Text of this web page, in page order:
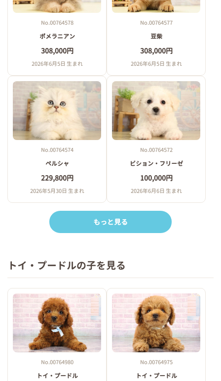
No.00764578
ポメラニアン
308,000円
2026年6月5日 生まれ
No.00764577
豆柴
308,000円
2026年6月5日 生まれ
No.00764574
ペルシャ
229,800円
2026年5月30日 生まれ
No.00764572
ビション・フリーゼ
100,000円
2026年6月6日 生まれ
もっと見る
トイ・プードルの子を見る
No.00764980
トイ・プードル
No.00764975
トイ・プードル